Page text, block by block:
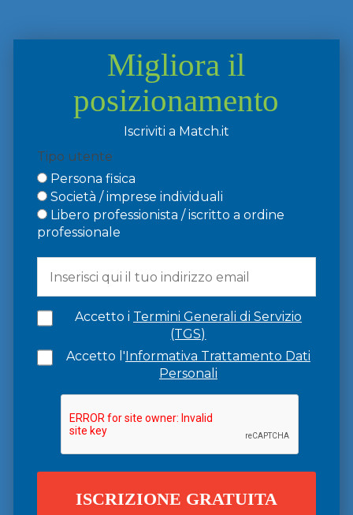
Migliora il
posizionamento
Iscriviti a Match.it
Tipo utente
Persona fisica
Società / imprese individuali
Libero professionista / iscritto a ordine
professionale
Accetto i Termini Generali di Servizio
(TGS)
Accetto l'Informativa Trattamento Dati
Personali